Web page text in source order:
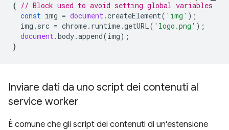
{ // Block used to avoid setting global variables
const img = document.createElement( 'img' );
img . src = chrome. runtime.getURL( 'logo.png' );
document.body.append(img);
}
Inviare dati da uno script dei contenuti al
service worker
È comune che gli script dei contenuti di un'estensione